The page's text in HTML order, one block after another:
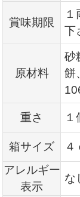
賞味期限
下
原材料
砂
餅
重さ
箱サイズ
アレルギー
表示
な